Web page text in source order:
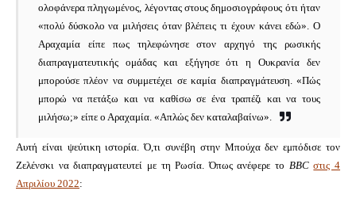
ολοφάνερα πληγωμένος, λέγοντας στους δημοσιογράφους ότι ήταν
«πολύ δύσκολο να μιλήσεις όταν βλέπεις τι έχουν κάνει εδώ».
Ο
Αραχαμία είπε πως τηλεφώνησε στον αρχηγό της ρωσικής
διαπραγματευτικής ομάδας και εξήγησε ότι η Ουκρανία δεν
μπορούσε πλέον να συμμετέχει σε καμία διαπραγμάτευση.
«Πώς
μπορώ να πετάξω και να καθίσω σε ένα τραπέζι και να τους
μιλήσω;» είπε ο Αραχαμία. «Απλώς δεν καταλαβαίνω».
Αυτή είναι ψεύτικη ιστορία.
Ό,τι συνέβη στην Μπούχα δεν εμπόδισε τον
Ζελένσκι να διαπραγματευτεί με τη Ρωσία. Όπως ανέφερε το BBC στις 4
Απριλίου 2022: